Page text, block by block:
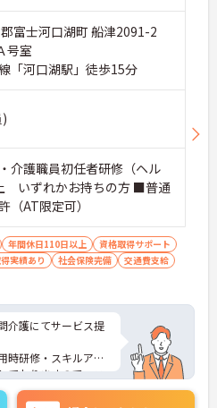
富士河口湖町 船津2091-2
号室
「河口湖駅」徒歩15分
介護職員初任者研修（ヘル
いずれかお持ちの方 ■普通
（AT限定可）
年間休日110日以上
資格取得サポート
実績あり 社会保険完備
交通費支給
介護にてサービス提
時研修・スキルアッ
ておりますので、ス
ざいます。